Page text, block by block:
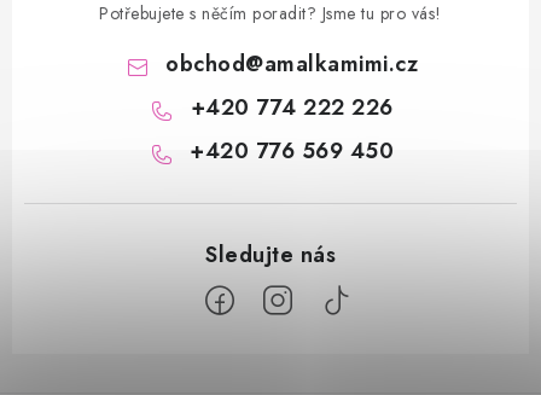
Potřebujete s něčím poradit? Jsme tu pro vás!
obchod@amalkamimi.cz
+420 774 222 226
+420 776 569 450